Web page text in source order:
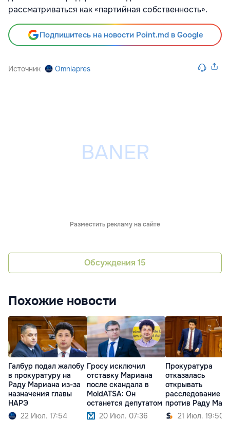
рассматриваться как «партийная собственность».
Подпишитесь на новости Point.md в Google
Источник Omniapres
Разместить рекламу на сайте
Обсуждения 15
Похожие новости
Галбур подал жалобу
в прокуратуру на
Раду Мариана из-за
назначения главы
НАРЭ
22 Июл. 17:54
Гросу исключил
отставку Мариана
после скандала в
MoldATSA: Он
останется депутатом
20 Июл. 07:36
Прокуратура
отказалась
открывать
расследование
против Раду
по делу MoldATSA
21 Июл. 19:50